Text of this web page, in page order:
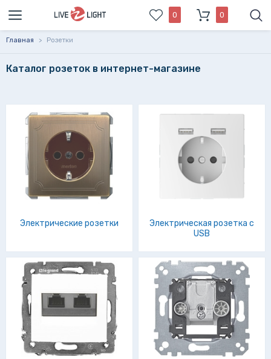
0 0
Главная > Розетки
Каталог розеток в интернет-магазине
подключения различных приборов, но и часть интерьера,
от эстетических достоинств которой зависит
восприятие внутренней среды помещения.
Функциональная часть устройства спереди прикрыта
специальной накладкой. Покупая розетки неподходящих
образцов, Вы рискуете не только испортить дизайн
помещения, но и подключенные к сети устройства.
Поэтому вопросам безопасности нужно уделить
Электрические розетки
Электрическая розетка с
USB